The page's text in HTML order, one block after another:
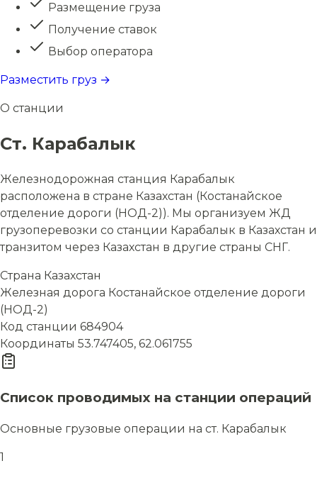
Размещение груза
Получение ставок
Выбор оператора
Разместить груз →
О станции
Ст. Карабалык
Железнодорожная станция Карабалык
расположена в стране Казахстан (Костанайское
отделение дороги (НОД-2)). Мы организуем ЖД
грузоперевозки со станции Карабалык в Казахстан и
транзитом через Казахстан в другие страны СНГ.
Страна Казахстан
Железная дорога Костанайское отделение дороги
(НОД-2)
Код станции 684904
Координаты 53.747405, 62.061755
Список проводимых на станции операций
Основные грузовые операции на ст. Карабалык
1